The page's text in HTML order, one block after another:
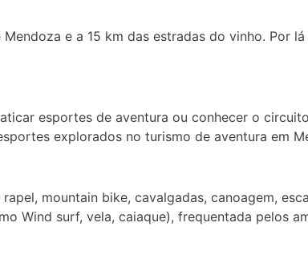
e a 15 km das estradas do vinho. Por
esportes de aventura ou conhecer o
explorados no turismo de aventura em
mountain bike, cavalgadas, canoagem,
Wind surf, vela, caiaque), frequentada pelos